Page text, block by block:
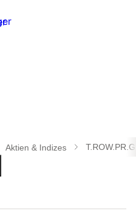
Aktien & Indizes